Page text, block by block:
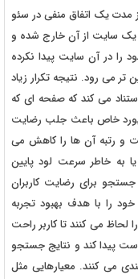
مدت یک اتفاق منفی در سئو
سایت از آن خارج شده و
را در آن سایت پیدا نکرده
می رود. نتیجه تکرار زیاد
می کند که صفحه ای که
کیورد خاص باعث جلب رضایت
و رتبه آن ها را کاهش می
به خاطر سرعت لود پایین
برای رضایت کاربران
را با هدف بهبود تجربه
لحاظ می کنند تا کاربر راحت
پیدا کند و نتایج جستجو
می کنند. معیارهایی مثل